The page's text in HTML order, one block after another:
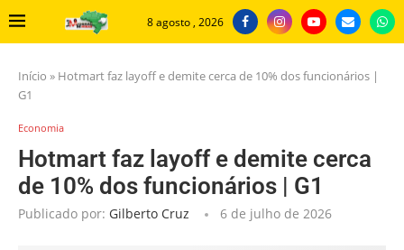
8 agosto , 2026
Início » Hotmart faz layoff e demite cerca de 10% dos funcionários |
G1
Economia
Hotmart faz layoff e demite cerca
de 10% dos funcionários | G1
Publicado por: Gilberto Cruz 6 de julho de 2026